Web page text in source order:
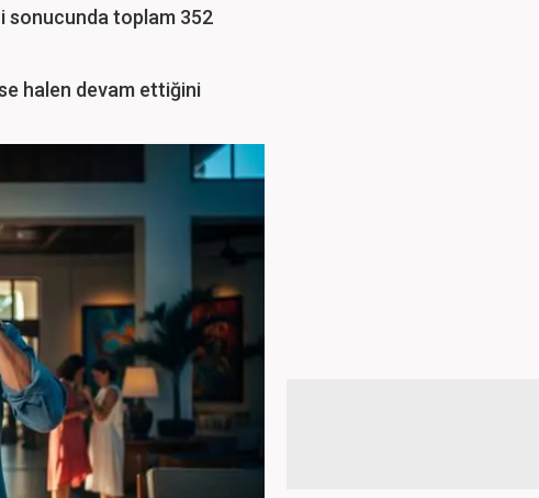
sonucunda toplam 352
halen devam ettiğini